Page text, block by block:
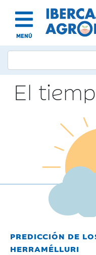
MENÚ
El
PREDICCIÓN DE
HERRAMÉLLURI